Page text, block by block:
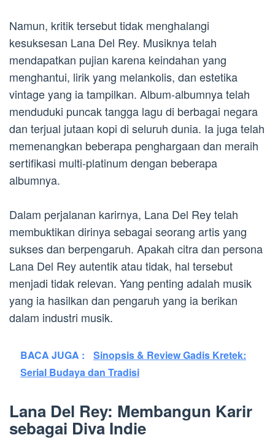
Namun, kritik tersebut tidak menghalangi
kesuksesan Lana Del Rey. Musiknya telah
mendapatkan pujian karena keindahan yang
menghantui, lirik yang melankolis, dan estetika
vintage yang ia tampilkan. Album-albumnya telah
menduduki puncak tangga lagu di berbagai negara
dan terjual jutaan kopi di seluruh dunia. Ia juga telah
memenangkan beberapa penghargaan dan meraih
sertifikasi multi-platinum dengan beberapa
albumnya.
Dalam perjalanan karirnya, Lana Del Rey telah
membuktikan dirinya sebagai seorang artis yang
sukses dan berpengaruh. Apakah citra dan persona
Lana Del Rey autentik atau tidak, hal tersebut
menjadi tidak relevan. Yang penting adalah musik
yang ia hasilkan dan pengaruh yang ia berikan
dalam industri musik.
BACA JUGA :
Sinopsis & Review Gadis Kretek:
Serial Budaya dan Tradisi
Lana Del Rey: Membangun Karir
sebagai Diva Indie